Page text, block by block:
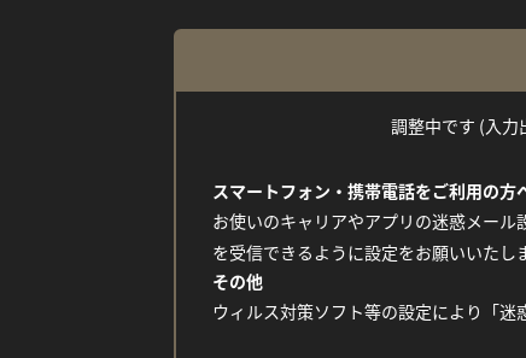
調整中です (入
スマートフォン・携帯電話をご利用の方
お使いのキャリアやアプリの迷惑メー
を受信できるように設定をお願いいたし
その他
ウィルス対策ソフト等の設定により「